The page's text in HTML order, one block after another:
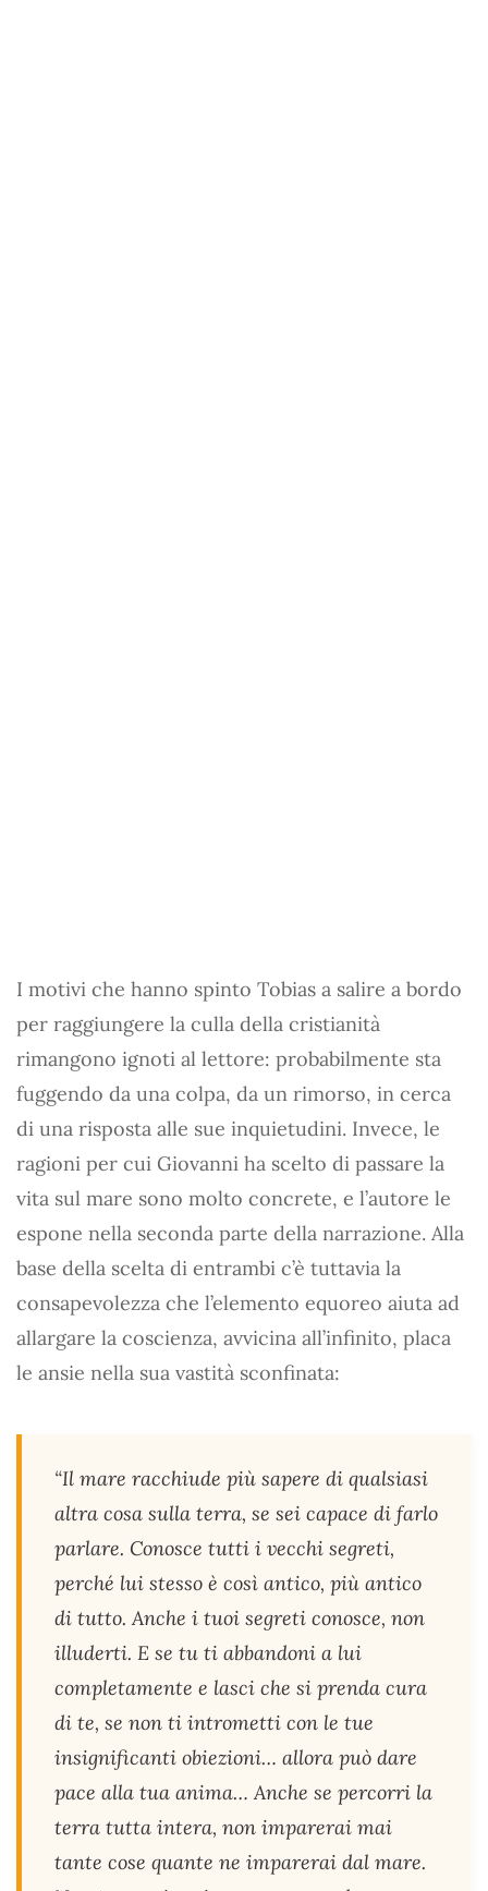
I motivi che hanno spinto Tobias a salire a bordo
per raggiungere la culla della cristianità
rimangono ignoti al lettore: probabilmente sta
fuggendo da una colpa, da un rimorso, in cerca
di una risposta alle sue inquietudini. Invece, le
ragioni per cui Giovanni ha scelto di passare la
vita sul mare sono molto concrete, e l’autore le
espone nella seconda parte della narrazione. Alla
base della scelta di entrambi c’è tuttavia la
consapevolezza che l’elemento equoreo aiuta ad
allargare la coscienza, avvicina all’infinito, placa
le ansie nella sua vastità sconfinata:
“Il mare racchiude più sapere di qualsiasi
altra cosa sulla terra, se sei capace di farlo
parlare. Conosce tutti i vecchi segreti,
perché lui stesso è così antico, più antico
di tutto. Anche i tuoi segreti conosce, non
illuderti. E se tu ti abbandoni a lui
completamente e lasci che si prenda cura
di te, se non ti intrometti con le tue
insignificanti obiezioni… allora può dare
pace alla tua anima… Anche se percorri la
terra tutta intera, non imparerai mai
tante cose quante ne imparerai dal mare.